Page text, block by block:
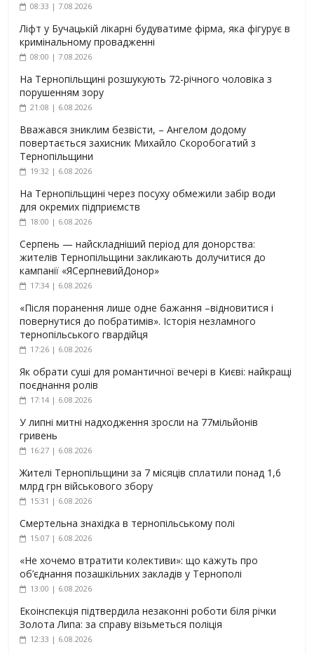
08:33 | 7.08.2026
Ліфт у Бучацькій лікарні будуватиме фірма, яка фігурує в
кримінальному провадженні
08:00 | 7.08.2026
На Тернопільщині розшукують 72-річного чоловіка з
порушенням зору
21:08 | 6.08.2026
Вважався зниклим безвісти, – Ангелом додому
повертається захисник Михайло Скоробогатий з
Тернопільщини
19:32 | 6.08.2026
На Тернопільщині через посуху обмежили забір води
для окремих підприємств
18:00 | 6.08.2026
Серпень — найскладніший період для донорства:
жителів Тернопільщини закликають долучитися до
кампанії «ЯСерпневийДонор»
17:34 | 6.08.2026
«Після поранення лише одне бажання –відновитися і
повернутися до побратимів». Історія незламного
тернопільського гвардійця
17:26 | 6.08.2026
Як обрати суші для романтичної вечері в Києві: найкращі
поєднання ролів
17:14 | 6.08.2026
У липні митні надходження зросли на 77мільйонів
гривень
16:27 | 6.08.2026
Жителі Тернопільщини за 7 місяців сплатили понад 1,6
млрд грн військового збору
15:31 | 6.08.2026
Смертельна знахідка в тернопільському полі
15:07 | 6.08.2026
«Не хочемо втратити колективи»: що кажуть про
об’єднання позашкільних закладів у Тернополі
13:00 | 6.08.2026
Екоінспекція підтвердила незаконні роботи біля річки
Золота Липа: за справу візьметься поліція
12:33 | 6.08.2026